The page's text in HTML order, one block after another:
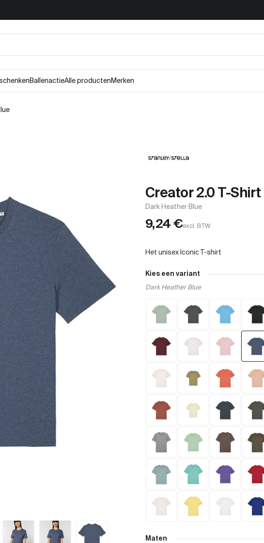
BallenactieAlle productenMerken
Creator 2.0 T-
Dark Heather Blue
9,24€excl. BTW
Kies een variant
Dark Heather Blue
Maten